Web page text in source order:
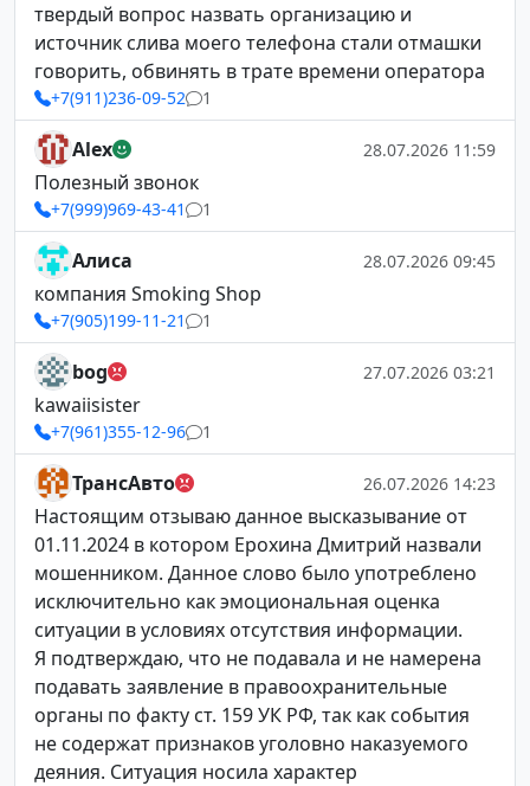
твердый вопрос назвать организацию и
источник слива моего телефона стали отмашки
говорить, обвинять в трате времени оператора
+7(911)236-09-52 1
Alex 28.07.2026 11:59
Полезный звонок
+7(999)969-43-41 1
Алиса 28.07.2026 09:45
компания Smoking Shop
+7(905)199-11-21 1
bog 27.07.2026 03:21
kawaiisister
+7(961)355-12-96 1
ТрансАвто 26.07.2026 14:23
Настоящим отзываю данное высказывание от
01.11.2024 в котором Ерохина Дмитрий назвали
мошенником. Данное слово было употреблено
исключительно как эмоциональная оценка
ситуации в условиях отсутствия информации.
Я подтверждаю, что не подавала и не намерена
подавать заявление в правоохранительные
органы по факту ст. 159 УК РФ, так как события
не содержат признаков уголовно наказуемого
деяния. Ситуация носила характер